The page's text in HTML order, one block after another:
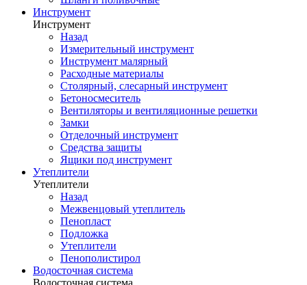
Инструмент
Инструмент
Назад
Измерительный инструмент
Инструмент малярный
Расходные материалы
Столярный, слесарный инструмент
Бетоносмеситель
Вентиляторы и вентиляционные решетки
Замки
Отделочный инструмент
Средства защиты
Ящики под инструмент
Утеплители
Утеплители
Назад
Межвенцовый утеплитель
Пенопласт
Подложка
Утеплители
Пенополистирол
Водосточная система
Водосточная система